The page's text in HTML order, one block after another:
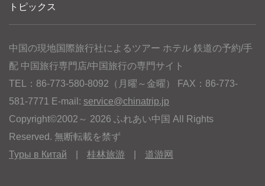
トピックス
中国の現地国際旅行社によるツアー ホテル 鉄道の予約/手
配 中国旅行専門店/中国旅行の専門サイト
TEL：86-773-580-8092（月曜～金曜） FAX：86-773-
581-7771 E-mail: service@chinatrip.jp
Copyright©2002～ 2026 ふれあい中国 All Rights
Reserved. 無断転載を禁ず
Туры в Китай
桂林旅游 道游网